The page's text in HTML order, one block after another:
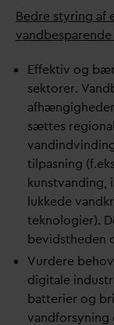
Bedre styring af
v
Effektiv og
sektorer. V
sættes
v
tilpasning
kunstvanding,
lukkede v
teknologier).
bevidstheden
Vurdere
digitale
batterier og
v